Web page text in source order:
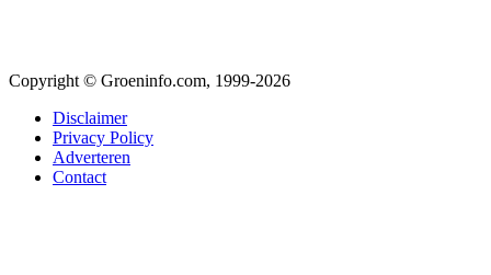
Copyright © Groeninfo.com, 1999-2026
Disclaimer
Privacy Policy
Adverteren
Contact